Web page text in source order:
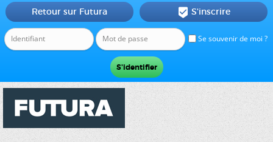
Se souvenir de moi ?
Retour sur Futura  S'inscrire